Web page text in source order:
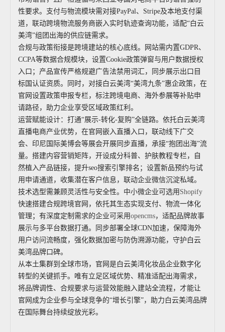
性要求。支付与物流模块需对接PayPal、Stripe及本地支付渠
道，联动跨境物流服务商嵌入实时轨迹查询功能，适配“白云
美湾”组团出海的供应链需求。
合规与政策衔接是跨境建站的核心底线。网站需内置GDPR、
CCPA等数据合规模块，设置Cookie政策弹窗与用户数据授权
入口；产品宣传严格规避广告法禁用词汇，同步展示出口目
标国认证资质。同时，对接白云美湾“美湾九条”惠企政策，在
官网设置政策申报专栏，标注跨境电商、海外参展等补贴申
请路径，助力企业享受区域政策红利。
运营赋能设计：打通“展示-转化-复购”全链路。依托白云美湾
直播电商产业优势，在官网嵌入直播入口，联动线下广交
会、印尼国际美博会等展会开展同步直播，承接“抱团出海”流
量。搭建内容营销矩阵，开设成分科普、护肤教程专栏，自
然植入产品链接，提升seo搜索引擎排名；设置新品预约与试
用申请通道，收集潜在客户信息，联动企业微信沉淀私域。
技术选型需兼顾灵活性与安全性。中小微企业可选用 Shopify
快速搭建合规跨境官网，依托其生态实现支付、物流一体化
管理；有深度定制需求的企业可采用opencms，适配品牌故事
展示与多平台数据打通。同步部署全球CDN加速，保障海外
用户访问流畅度，强化数据加密与防伪溯源功能，守护白云
美湾品牌口碑。
从本土集群到全球市场，官网是白云美湾化妆品企业数字化
转型的关键抓手。唯有立足区域优势、精准适配出海需求，
将品牌调性、合规要求与运营效能融入建站全流程，才能让
官网成为企业参与全球竞争的“增长引擎”，助力白云美湾品牌
在国际舞台持续绽放光彩。